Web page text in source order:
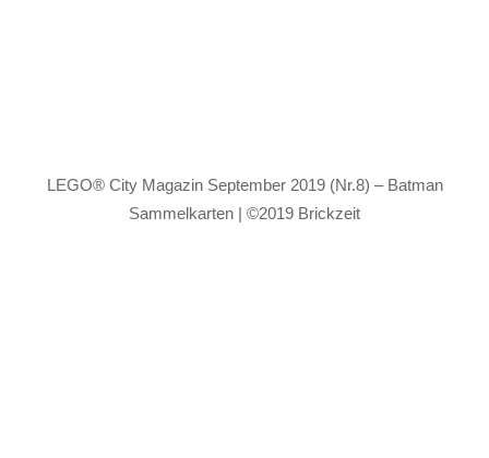
LEGO® City Magazin September 2019 (Nr.8) – Batman
Sammelkarten | ©2019 Brickzeit